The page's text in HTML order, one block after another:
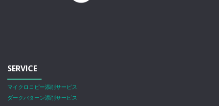
SERVICE
マイクロコピー添削サービス
ダークパターン添削サービス